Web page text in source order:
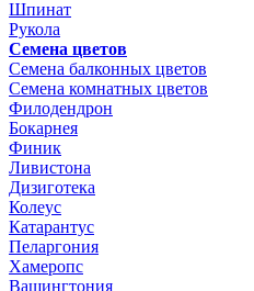
Шпинат
Рукола
Семена цветов
Семена балконных цветов
Семена комнатных цветов
Филодендрон
Бокарнея
Финик
Ливистона
Дизиготека
Колеус
Катарантус
Пеларгония
Хамеропс
Вашингтония